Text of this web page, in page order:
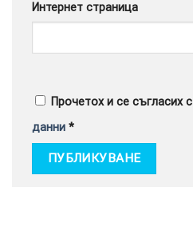
Интернет страница
Прочетох и се съгласих с
данни *